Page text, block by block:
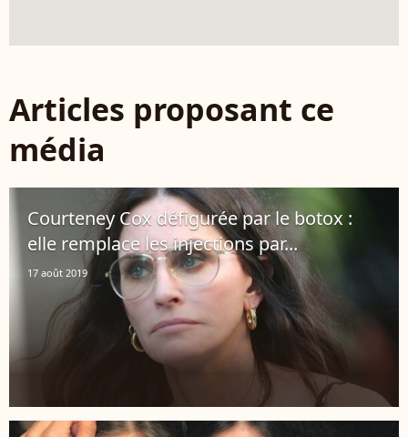
Articles proposant ce
média
Courteney Cox défigurée par le botox :
elle remplace les injections par...
17 août 2019